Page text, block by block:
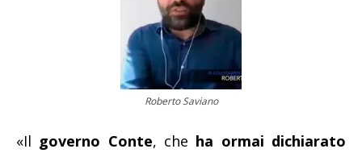
Roberto Saviano
«Il governo Conte, che ha ormai dichiarato